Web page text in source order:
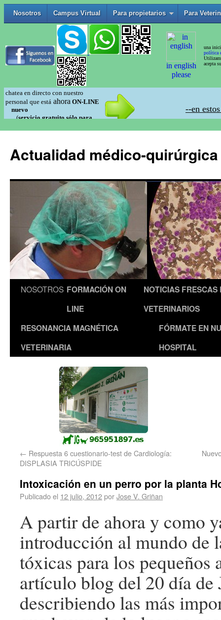
Actualidad médico-
NOSOTROS FORMACIÓN ON
LINE
NOTICIAS FRESCAS
VETERINARIOS
RESONANCIA MAGNÉTICA
VETERINARIA
FÓRMATE EN
HOSPITAL
← Respuesta 6 cuestionario-test de Cardiología:
DISPLASIA TRICÚSPIDE
Intoxicación en un perro por la planta
Publicado el 12 julio, 2012porJose V. Griñan
A partir de ahora y como
introducción al mundo de
tóxicas para los pequeños
artículo blog del 20 día de
describiendo las más